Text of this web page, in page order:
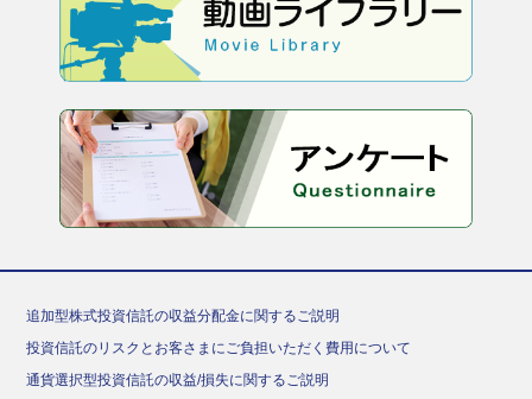
追加型株式投資信託の収益分配金に関するご説明
投資信託のリスクとお客さまにご負担いただく費用について
通貨選択型投資信託の収益/損失に関するご説明